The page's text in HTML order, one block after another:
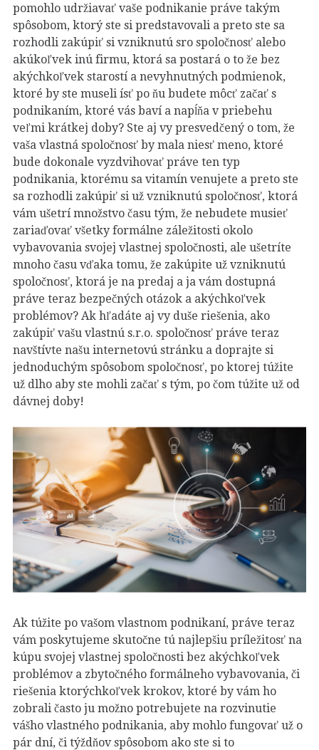
pomohlo udržiavať vaše podnikanie práve takým
spôsobom, ktorý ste si predstavovali a preto ste sa
rozhodli zakúpiť si vzniknutú sro spoločnosť alebo
akúkoľvek inú firmu, ktorá sa postará o to že bez
akýchkoľvek starostí a nevyhnutných podmienok,
ktoré by ste museli ísť po ňu budete môcť začať s
podnikaním, ktoré vás baví a napĺňa v priebehu
veľmi krátkej doby? Ste aj vy presvedčený o tom, že
vaša vlastná spoločnosť by mala niesť meno, ktoré
bude dokonale vyzdvihovať práve ten typ
podnikania, ktorému sa vitamín venujete a preto ste
sa rozhodli zakúpiť si už vzniknutú spoločnosť, ktorá
vám ušetrí množstvo času tým, že nebudete musieť
zariaďovať všetky formálne záležitosti okolo
vybavovania svojej vlastnej spoločnosti, ale ušetríte
mnoho času vďaka tomu, že zakúpite už vzniknutú
spoločnosť, ktorá je na predaj a ja vám dostupná
práve teraz bezpečných otázok a akýchkoľvek
problémov? Ak hľadáte aj vy duše riešenia, ako
zakúpiť vašu vlastnú s.r.o. spoločnosť práve teraz
navštívte našu internetovú stránku a doprajte si
jednoduchým spôsobom spoločnosť, po ktorej túžite
už dlho aby ste mohli začať s tým, po čom túžite už od
dávnej doby!
Ak túžite po vašom vlastnom podnikaní, práve teraz
vám poskytujeme skutočne tú najlepšiu príležitosť na
kúpu svojej vlastnej spoločnosti bez akýchkoľvek
problémov a zbytočného formálneho vybavovania, či
riešenia ktorýchkoľvek krokov, ktoré by vám ho
zobrali často ju možno potrebujete na rozvinutie
vášho vlastného podnikania, aby mohlo fungovať už o
pár dní, či týždňov spôsobom ako ste si to